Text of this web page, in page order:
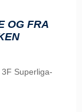
OG FRA
Superliga-